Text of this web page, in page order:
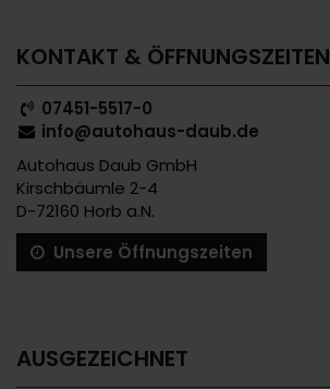
KONTAKT & ÖFFNUNGSZEITEN
07451-5517-0
info@autohaus-daub.de
Autohaus Daub GmbH
Kirschbäumle 2-4
D-72160 Horb a.N.
Unsere Öffnungszeiten
AUSGEZEICHNET